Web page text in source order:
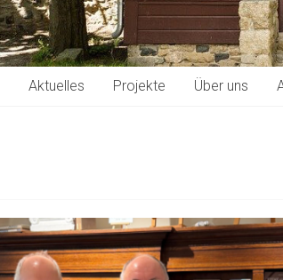
Aktuelles Projekte Über uns